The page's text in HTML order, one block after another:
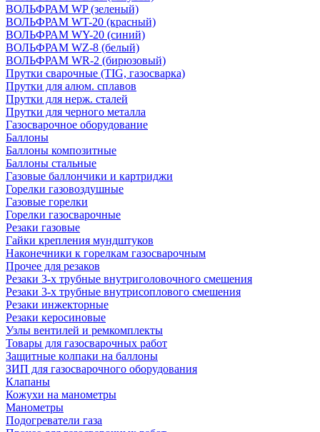
ВОЛЬФРАМ WP (зеленый)
ВОЛЬФРАМ WT-20 (красный)
ВОЛЬФРАМ WY-20 (синий)
ВОЛЬФРАМ WZ-8 (белый)
ВОЛЬФРАМ WR-2 (бирюзовый)
Прутки сварочные (TIG, газосварка)
Прутки для алюм. сплавов
Прутки для нерж. сталей
Прутки для черного металла
Газосварочное оборудование
Баллоны
Баллоны композитные
Баллоны стальные
Газовые баллончики и картриджи
Горелки газовоздушные
Газовые горелки
Горелки газосварочные
Резаки газовые
Гайки крепления мундштуков
Наконечники к горелкам газосварочным
Прочее для резаков
Резаки 3-х трубные внутриголовочного смешения
Резаки 3-х трубные внутрисоплового смешения
Резаки инжекторные
Резаки керосиновые
Узлы вентилей и ремкомплекты
Товары для газосварочных работ
Защитные колпаки на баллоны
ЗИП для газосварочного оборудования
Клапаны
Кожухи на манометры
Манометры
Подогреватели газа